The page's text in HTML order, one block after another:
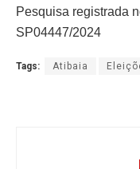
Pesquisa registrada
SP04447/2024
Tags: Atibaia